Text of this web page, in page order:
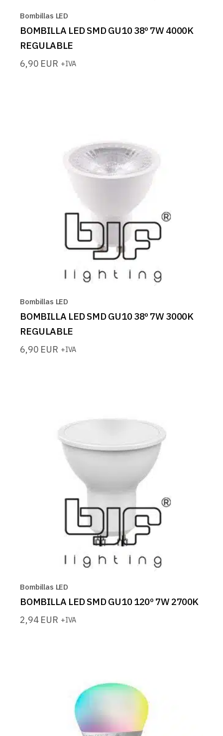
Bombillas LED
BOMBILLA LED SMD GU10 38º 7W 4000K
REGULABLE
6,90 EUR +IVA
Bombillas LED
BOMBILLA LED SMD GU10 38º 7W 3000K
REGULABLE
6,90 EUR +IVA
Bombillas LED
BOMBILLA LED SMD GU10 120º 7W 2700K
2,94 EUR +IVA